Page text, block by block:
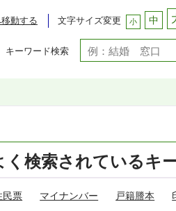
動する 文字サイズ変更 小 中
キーワード検索
く検索されているキ
民票 マイナンバー 戸籍謄本